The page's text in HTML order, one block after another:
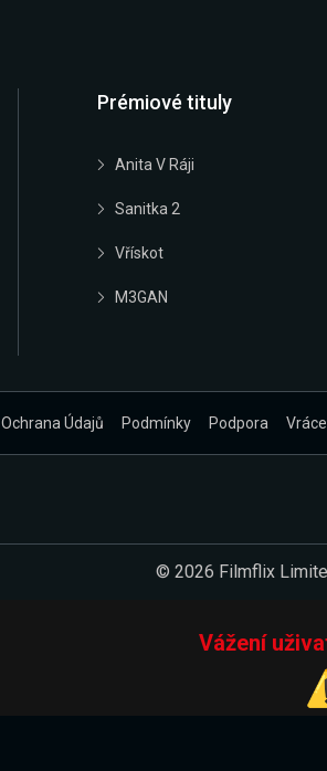
Prémiové tituly
Anita V Ráji
Sanitka 2
Vřískot
M3GAN
Ochrana Údajů Podmínky Podpora
© 2026 Filmflix
Vážení